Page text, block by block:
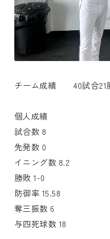
チーム成績 40試合21勝
個人成績
試合数 8
先発数 0
イニング数 8.2
勝敗 1-0
防御率 15.58
奪三振数 6
与四死球数 18